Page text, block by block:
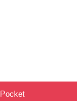
Pocket